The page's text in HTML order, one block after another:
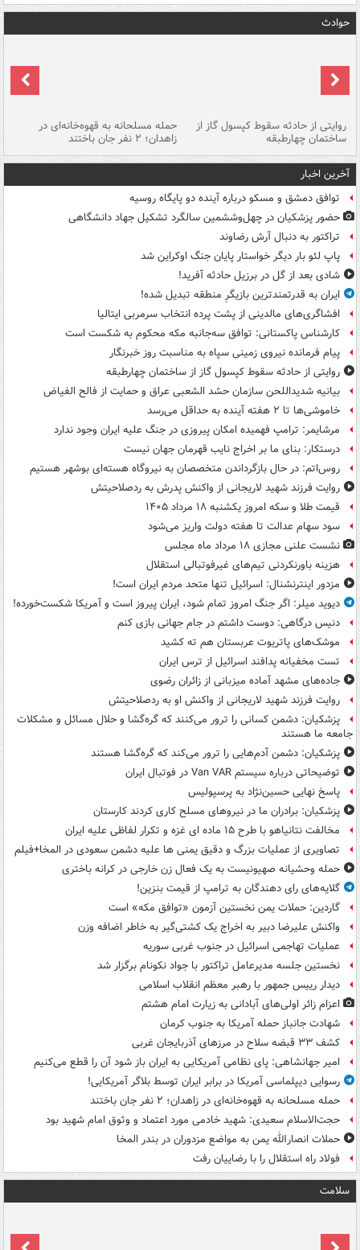
حوادث
روایتی از حادثه سقوط کپسول گاز از
ساختمان چهارطبقه
حمله مسلحانه به قهوه‌خانه‌ای در
زاهدان؛ ۲ نفر جان باختند
آخرین اخبار
توافق دمشق و مسکو درباره آینده دو پایگاه روسیه
حضور پزشکیان در چهل‌وششمین سالگرد تشکیل جهاد دانشگاهی
تراکتور به دنبال آرش رضاوند
پاپ لئو بار دیگر خواستار پایان جنگ اوکراین شد
شادی بعد از گل در برزیل حادثه آفرید!
ایران به قدرتمندترین بازیگرِ منطقه تبدیل شده!
افشاگری‌های مالدینی از پشت پرده انتخاب سرمربی ایتالیا
کارشناس پاکستانی: توافق سه‌جانبه مکه محکوم به شکست است
پیام فرمانده نیروی زمینی سپاه به مناسبت روز خبرنگار
روایتی از حادثه سقوط کپسول گاز از ساختمان چهارطبقه
بیانیه شدیداللحن سازمان حشد الشعبی عراق و حمایت از فالح الفیاض
خاموشی‌ها تا ۲ هفته آینده به حداقل می‌رسد
مرشایمر: ترامپ فهمیده امکان پیروزی در جنگ علیه ایران وجود ندارد
درستکار: بنای ما بر اخراج نایب قهرمان جهان نیست
روس‌اتم: در حال بازگرداندن متخصصان به نیروگاه هسته‌ای بوشهر هستیم
روایت فرزند شهید لاریجانی از واکنش پدرش به ردصلاحیتش
قیمت طلا و سکه امروز یکشنبه ۱۸ مرداد ۱۴۰۵
سود سهام عدالت تا هفته دولت واریز می‌شود
نشست علنی مجازی ۱۸ مرداد ماه مجلس
هزینه باورنکردنی تیم‌های غیرفوتبالی استقلال
مزدور اینترنشنال: اسرائیل تنها متحد مردم ایران است!
دیوید میلر: اگر جنگ امروز تمام شود، ایران پیروز است و آمریکا شکست‌خورده!
دنیس درگاهی: دوست داشتم در جام جهانی بازی کنم
موشک‌های پاتریوت عربستان هم ته‌ کشید
تست مخفیانه پدافند اسرائیل از ترس ایران
جاده‌های مشهد آماده میزبانی از زائران رضوی
روایت فرزند شهید لاریجانی از واکنش او به ردصلاحیتش
پزشکیان: دشمن کسانی را ترور می‌کنند که گره‌گشا و حلال مسائل و مشکلات
جامعه ما هستند
پزشکیان: دشمن آدم‌هایی را ترور می‌کند که گره‌گشا هستند
توضیحاتی درباره سیستم Van VAR در فوتبال ایران
پاسخ نهایی حسین‌نژاد به پرسپولیس
پزشکیان: برادران ما در نیروهای مسلح کاری کردند کارستان
مخالفت نتانیاهو با طرح ۱۵ ماده ای غزه و تکرار لفاظی علیه ایران
تصاویری از عملیات بزرگ و دقیق یمنی ها علیه دشمن سعودی در المخا+فیلم
حمله وحشیانه صهیونیست به یک فعال زن خارجی در کرانه باختری
گلایه‌های رای دهندگان به ترامپ از قیمت بنزین!
گاردین: حملات یمن نخستین آزمون «توافق مکه» است
واکنش علیرضا دبیر به اخراج یک کشتی‌گیر به خاطر اضافه وزن
عملیات تهاجمی اسرائیل در جنوب غربی سوریه
نخستین جلسه مدیرعامل تراکتور با جواد نکونام برگزار شد
دیدار رییس جمهور با رهبر معظم انقلاب اسلامی
اعزام زائر اولی‌های آبادانی به زیارت امام هشتم
شهادت جانباز حمله آمریکا به جنوب کرمان
کشف ۳۳ قبضه سلاح در مرزهای آذربایجان غربی
امیر جهانشاهی: پای نظامی آمریکایی به ایران باز شود آن را قطع می‌کنیم
رسوایی دیپلماسی آمریکا در برابر ایران توسط بلاگر آمریکایی!
حمله مسلحانه به قهوه‌خانه‌ای در زاهدان؛ ۲ نفر جان باختند
حجت‌الاسلام سعیدی: شهید خادمی مورد اعتماد و وثوق امام شهید بود
حملات انصارالله یمن به مواضع مزدوران در بندر المخا
فولاد راه استقلال را با رضاییان رفت
سلامت